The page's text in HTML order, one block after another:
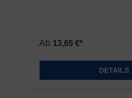
Ab 13,65 €*
DETAILS